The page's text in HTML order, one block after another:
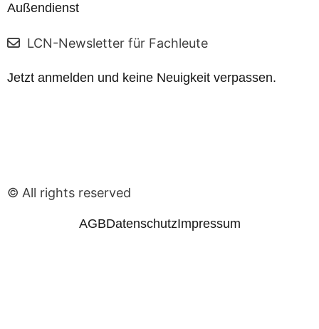
r
e
i
Außendienst
LCN-Newsletter für Fachleute
Jetzt anmelden und keine Neuigkeit verpassen.
© All rights reserved
AGBDatenschutzImpressum